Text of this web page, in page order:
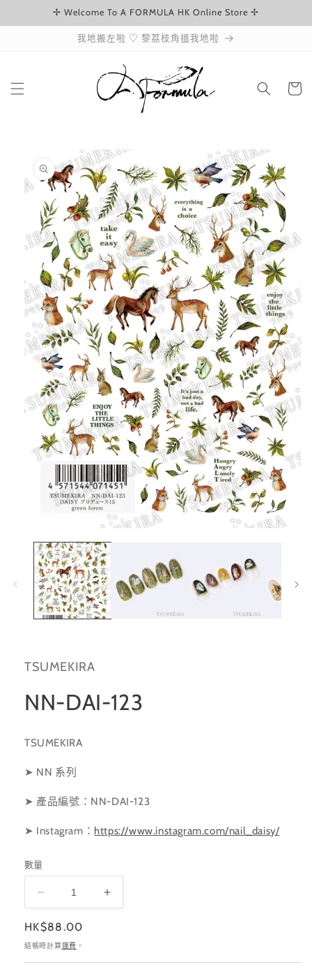
跳至內容✢ Welcome To A FORMULA HK Online Store ✢
我地搬左啦 ♡ 黎荔枝角搵我地啦
物
資訊
案
TSUMEKIRA
NN-DAI-123
TSUMEKIRA
➤ NN 系列
➤ 產品編號：NN-DAI-123
➤ Instagram ： https://www.instagram.com/nail_daisy/
數量
DAI-
123
數
量
NN-
DAI-
量
定
價
HK$88.00
結帳時計算運費 。